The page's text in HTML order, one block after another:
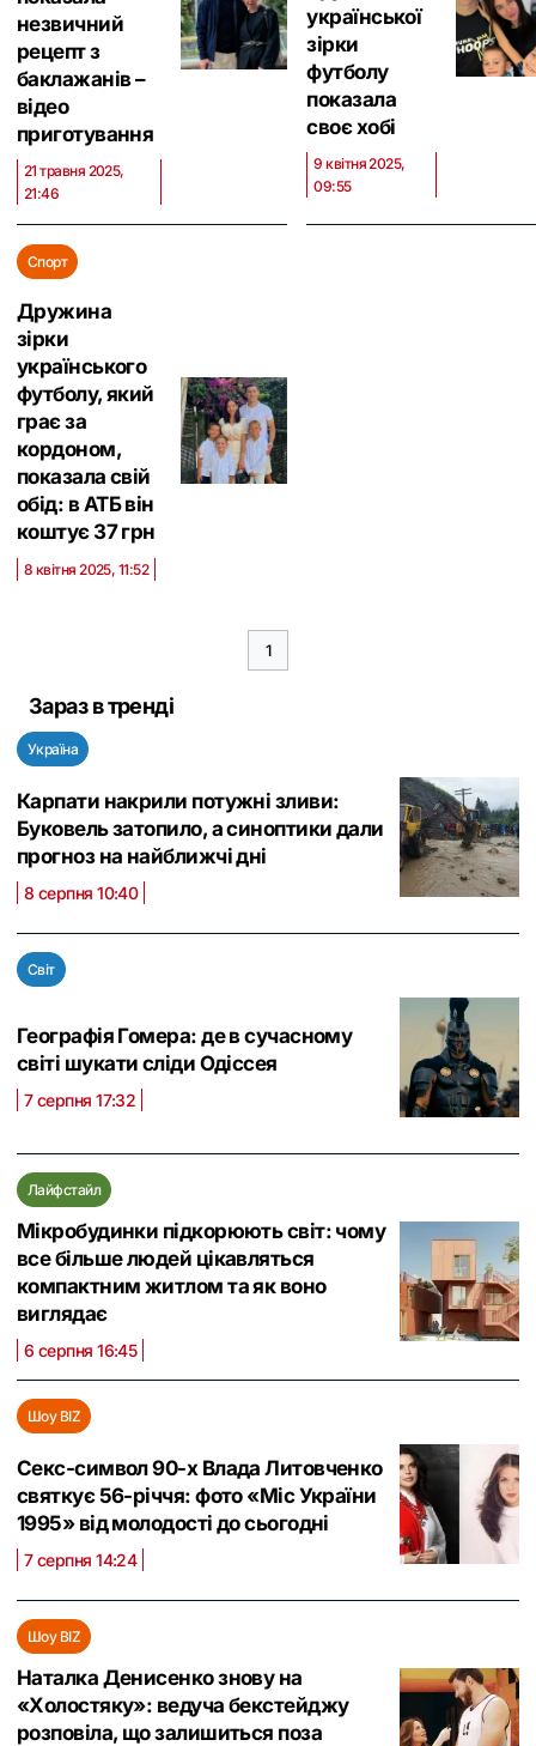
незвичний
рецепт з
баклажанів –
відео
приготування
21 травня 2025,
21:46
української
зірки
футболу
показала
своє хобі
9 квітня 2025,
09:55
Спорт
Дружина
зірки
українського
футболу, який
грає за
кордоном,
показала свій
обід: в АТБ він
коштує 37 грн
8 квітня 2025, 11:52
1
Зараз в тренді
Україна
Карпати накрили потужні зливи:
Буковель затопило, а синоптики дали
прогноз на найближчі дні
8 серпня 10:40
Світ
Географія Гомера: де в сучасному
світі шукати сліди Одіссея
7 серпня 17:32
Лайфстайл
Мікробудинки підкорюють світ: чому
все більше людей цікавляться
компактним житлом та як воно
виглядає
6 серпня 16:45
Шоу BIZ
Секс-символ 90-х Влада Литовченко
святкує 56-річчя: фото «Міс України
1995» від молодості до сьогодні
7 серпня 14:24
Шоу BIZ
Наталка Денисенко знову на
«Холостяку»: ведуча бекстейджу
розповіла, що залишиться поза